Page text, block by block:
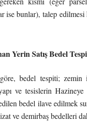
ise bunlar),talep
Yerin Satış Bedel
bedel tespiti; zemin
ve tesislerin Hazineye
bedel ilave edilmek
ve demirbaş bedelleri